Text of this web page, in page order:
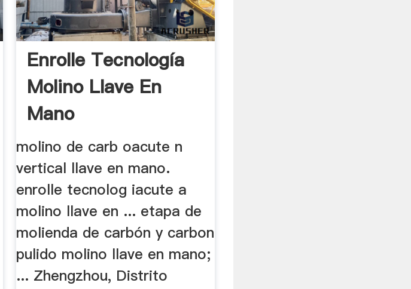
Enrolle Tecnología
Molino Llave En
Mano
molino de carb oacute n
vertical llave en mano.
enrolle tecnolog iacute a
molino llave en ... etapa de
molienda de carbón y carbon
pulido molino llave en mano;
... Zhengzhou, Distrito